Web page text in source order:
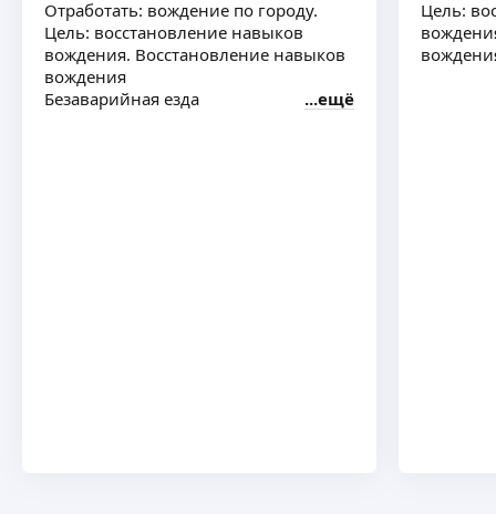
Отработать: вождение по городу.
Цель: восстановление навыков
вождения. Восстановление навыков
вождения
Безаварийная езда
ещё
Цель: